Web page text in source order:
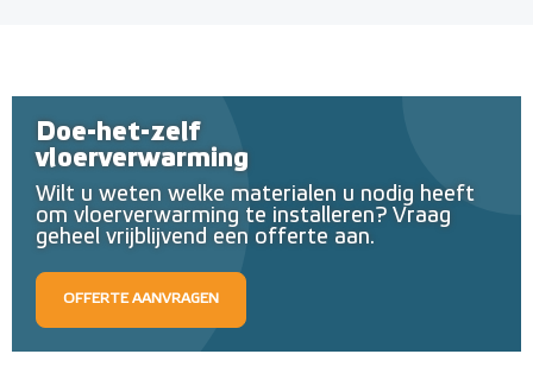
Doe-het-zelf
vloerverwarming
Wilt u weten welke materialen u nodig heeft
om vloerverwarming te installeren? Vraag
geheel vrijblijvend een offerte aan.
OFFERTE AANVRAGEN